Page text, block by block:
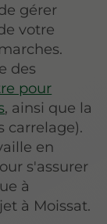
gérer
votre
des
pour
, ainsi que la
carrelage).
en
s'assurer
à
à Moissat.